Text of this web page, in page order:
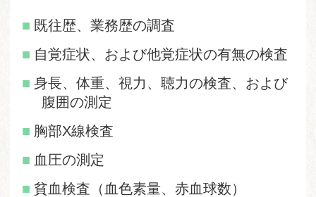
既往歴、業務歴の調査
自覚症状、および他覚症状の有無の検査
身長、体重、視力、聴力の検査、および
腹囲の測定
胸部X線検査
血圧の測定
貧血検査（血色素量、赤血球数）